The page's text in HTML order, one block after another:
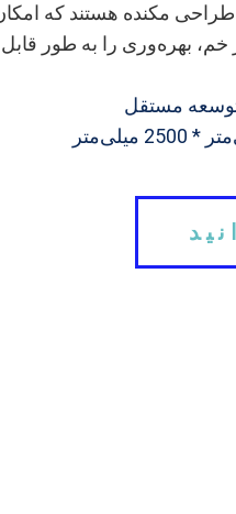
توسعه مستقل